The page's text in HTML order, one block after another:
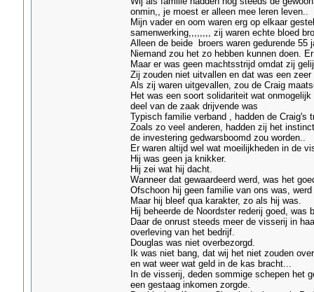
onmin,, je moest er alleen mee leren leven..
Mijn vader en oom waren erg op elkaar
samenwerking,,,,,,,, zij waren echte bloed
Alleen de beide broers waren gedurende 55
Niemand zou het zo hebben kunnen doen.
Maar er was geen machtsstrijd omdat zij
Zij zouden niet uitvallen en dat was een
Als zij waren uitgevallen, zou de Craig
Het was een soort solidariteit wat
deel van de zaak drijvende was
Typisch familie verband , hadden de Craig's
Zoals zo veel anderen, hadden zij het
de investering gedwarsboomd zou worden..
Er waren altijd wel wat moeilijkheden in de
Hij was geen ja knikker.
Hij zei wat hij dacht.
Wanneer dat gewaardeerd werd, was het
Ofschoon hij geen familie van ons was,
Maar hij bleef qua karakter, zo als hij was.
Hij beheerde de Noordster rederij goed,
Daar de onrust steeds meer de visserij in
overleving van het bedrijf.
Douglas was niet overbezorgd.
Ik was niet bang, dat wij het niet zouden
en wat weer wat geld in de kas bracht...
In de visserij, deden sommige schepen het
een gestaag inkomen zorgde.